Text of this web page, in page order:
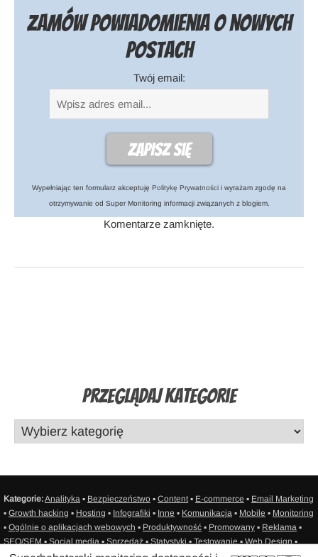
Zamów powiadomienia o nowych
postach
Twój email:
Wypełniając ten formularz akceptuję Politykę Prywatności i wyrażam zgodę na
otrzymywanie od Super Monitoring informacji związanych z blogiem.
Komentarze zamknięte.
Przeglądaj Kategorie
Kategorie:Analityka ▪ Bezpieczeństwo ▪ Content▪ E-commerce ▪ Email Marketing
▪ Growth hacking ▪ Hosting ▪ Infografiki ▪ Inne ▪ Komunikacja ▪ Mobile ▪ Monitoring
▪ Ogólnie o aplikacjach webowych ▪ Produktywność ▪ Promowany ▪ Reklama ▪
SEO/SEM▪Social media▪Sprzedaż▪Statystyki▪Testowanie▪Web Design▪